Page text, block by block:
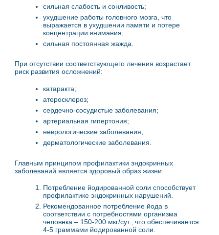
сильная слабость и сонливость;
ухудшение работы головного мозга, что
выражается в ухудшении памяти и потере
концентрации внимания;
сильная постоянная жажда.
При отсутствии соответствующего лечения возрастает
риск развития осложнений:
катаракта;
атеросклероз;
сердечно-сосудистые заболевания;
артериальная гипертония;
неврологические заболевания;
дерматологические заболевания.
Главным принципом профилактики эндокринных
заболеваний является здоровый образ жизни:
Потребление йодированной соли способствует
профилактике эндокринных нарушений.
Рекомендованное потребление йода в
соответствии с потребностями организма
человека – 150-200 мкг/сут., что обеспечивается
4-5 граммами йодированной соли.